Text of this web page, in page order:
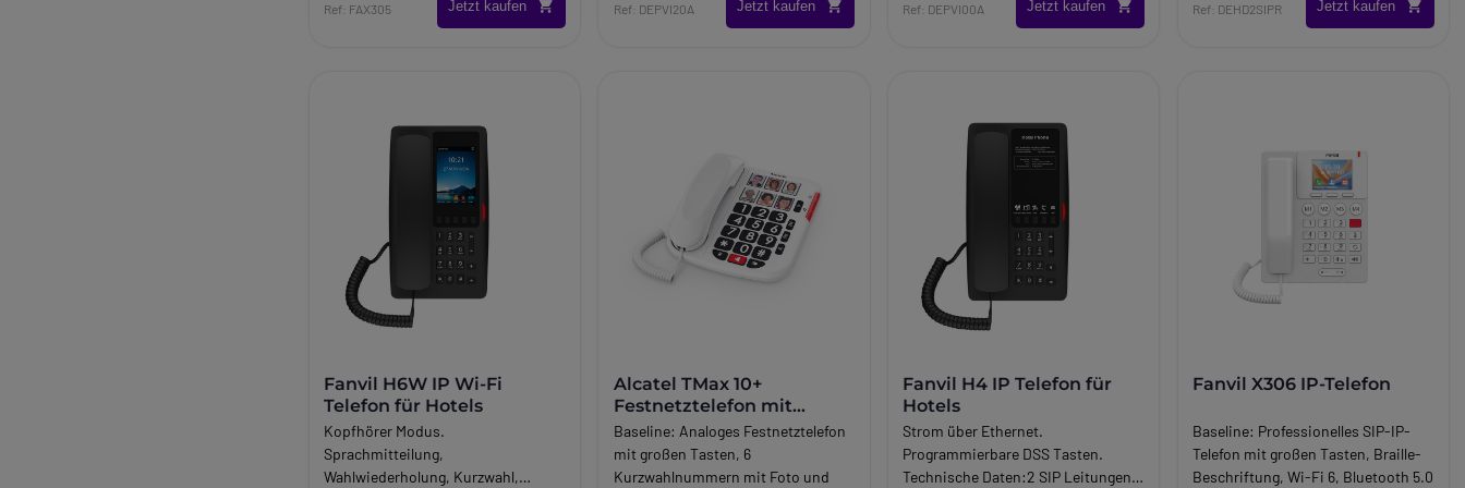
Ref: FAX305 Jetzt kaufen Ref: DEPVI20A Jetzt kaufen Ref: DEPVI00A Jetzt kaufen Ref: DEHD2SIPR Jetzt kaufen
Fanvil H6W IP Wi-Fi
Telefon für Hotels
Kopfhörer Modus.
Sprachmitteilung,
Wahlwiederholung, Kurzwahl,
Alcatel TMax 10+
Festnetztelefon mit
großen Tasten
Baseline: Analoges Festnetztelefon
mit großen Tasten, 6
Kurzwahlnummern mit Foto und
Fanvil H4 IP Telefon für
Hotels
Strom über Ethernet.
Programmierbare DSS Tasten.
Technische Daten:2 SIP Leitungen.
Fanvil X306 IP-Telefon
Baseline: Professionelles SIP-IP-
Telefon mit großen Tasten, Braille-
Beschriftung, Wi-Fi 6, Bluetooth 5.0